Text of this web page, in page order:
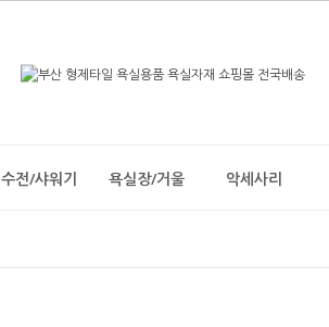
수전/샤워기 욕실장/거울 악세사리